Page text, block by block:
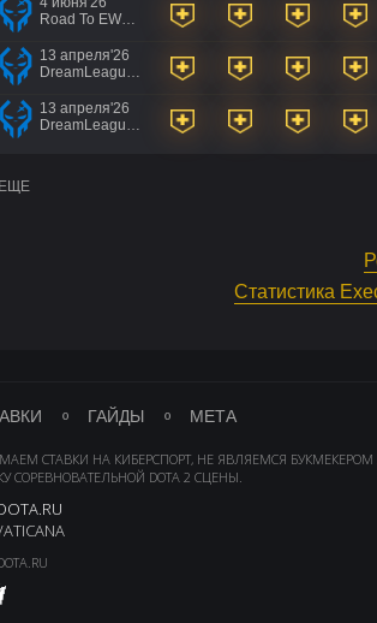
Road To EWC 2026 Regional Qualifiers
13 апреля'26
DreamLeague Season 29 Qualifiers
13 апреля'26
DreamLeague Season 29 Qualifiers
Статистика
ГАЙДЫ МЕТА
СТАВКИ НА КИБЕРСПОРТ, НЕ ЯВЛЯЕМСЯ
DOTA 2 СЦЕНЫ.